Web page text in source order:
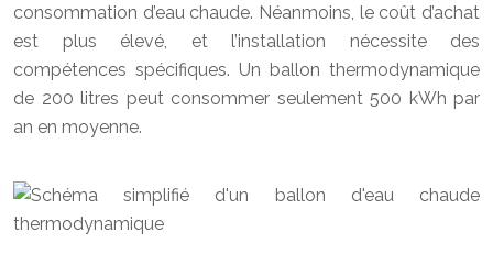
consommation d’eau chaude. Néanmoins, le coût d’achat
est plus élevé, et l’installation nécessite des
compétences spécifiques. Un ballon thermodynamique
de 200 litres peut consommer seulement 500 kWh par
an en moyenne.